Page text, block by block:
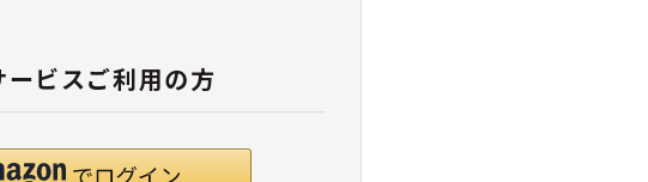
ービスご利用の方